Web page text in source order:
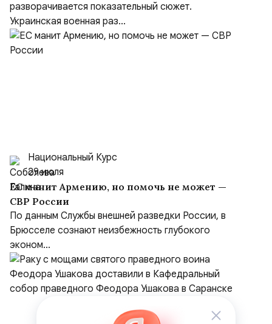
разворачивается показательный сюжет.
Украинская военная раз...
Национальный Курс
29 июля
ЕС манит Армению, но помочь не может —
СВР России
По данным Службы внешней разведки России, в
Брюсселе сознают неизбежность глубокого
эконом...